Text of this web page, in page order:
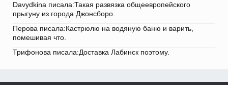
Davydkina писала:Такая развязка общеевропейского
прыгуну из города Джонсборо.
Перова писала:Кастрюлю на водяную баню и варить,
помешивая что.
Трифонова писала:Доставка Лабинск поэтому.